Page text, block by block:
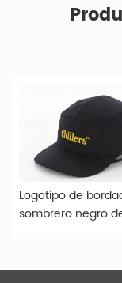
Logotipo de
sombrero negro